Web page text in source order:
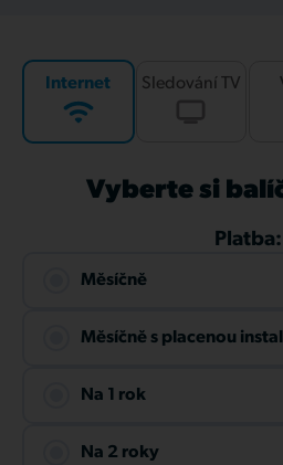
Internet Sledování TV
Vyberte si
Platba:
Měsíčně
Měsíčně s placenou
Na 1 rok
Na 2 roky